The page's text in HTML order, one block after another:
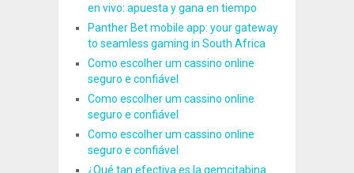
en vivo: apuesta y gana en tiempo
Panther Bet mobile app: your gateway
to seamless gaming in South Africa
Como escolher um cassino online
seguro e confiável
Como escolher um cassino online
seguro e confiável
Como escolher um cassino online
seguro e confiável
¿Qué tan efectiva es la gemcitabina